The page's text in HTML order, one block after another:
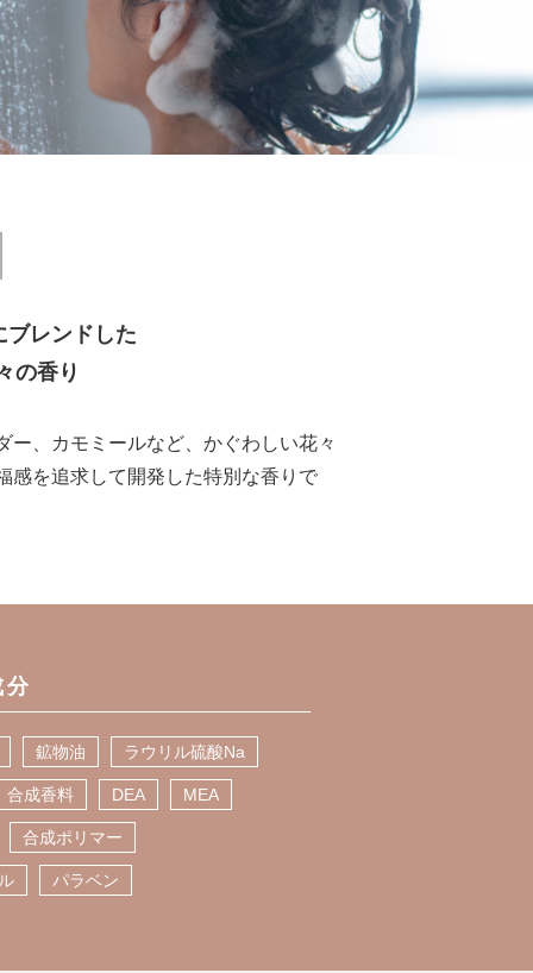
ブレンドした
の香り
ー、カモミールなど、かぐわしい花々
感を追求して開発した特別な香りで
分
鉱物油 ラウリル硫酸Na
合成香料 DEA MEA
合成ポリマー
パラベン